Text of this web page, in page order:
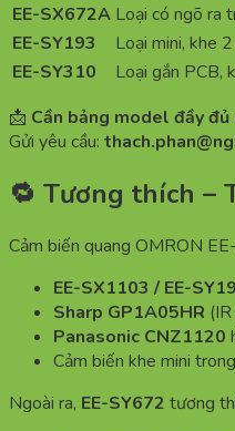
EE-SX672A Loại có ngõ ra
EE-SY193
Loại mini, khe
EE-SY310
Loại gắn PCB,
📩 Cần bảng model đầy đủ
Gửi yêu cầu:
🔁 Tương thích –
Cảm biến quang OMRON
EE-SX1103 / EE-
Sharp GP1A05HR
Panasonic CNZ1120
Cảm biến khe mini
Ngoài ra, EE-SY672 tương